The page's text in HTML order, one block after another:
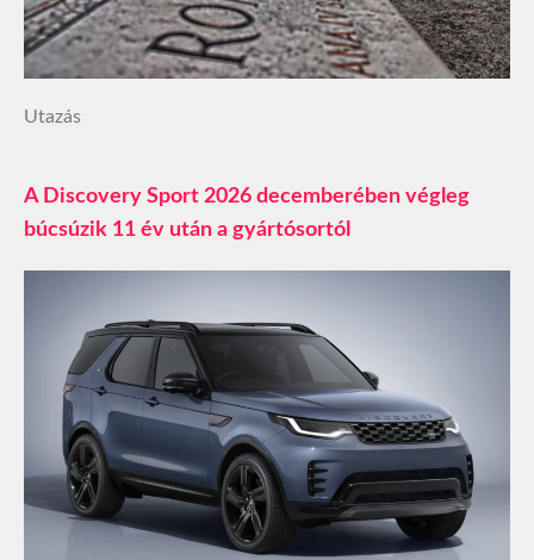
Utazás
A Discovery Sport 2026 decemberében végleg
búcsúzik 11 év után a gyártósortól